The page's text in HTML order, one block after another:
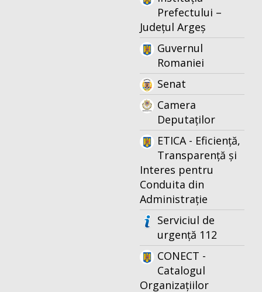
Prefectului –
Județul Argeș
Guvernul
Romaniei
Senat
Camera
Deputaților
ETICA - Eficiență,
Transparență și
Interes pentru
Conduita din
Administrație
Serviciul de
urgență 112
CONECT -
Catalogul
Organizațiilor